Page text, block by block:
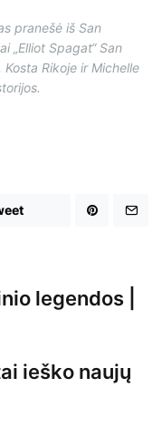
pranešė iš San
„Elliot Spagat“ San
Rikoje ir Michelle
legendos |
ieško naujų